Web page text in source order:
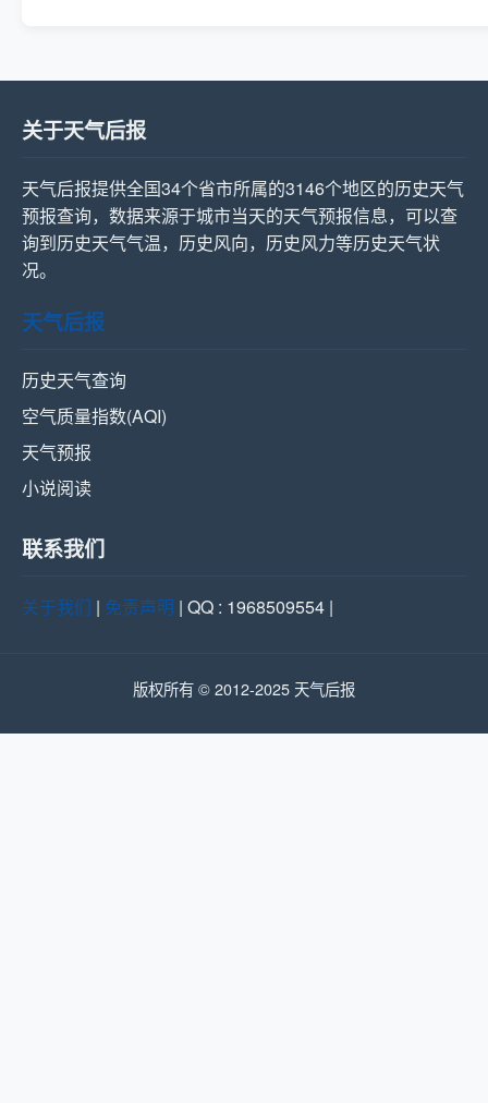
关于天气后报
天气后报提供全国34个省市所属的3146个地区的历史天气
预报查询，数据来源于城市当天的天气预报信息，可以查
询到历史天气气温，历史风向，历史风力等历史天气状
况。
天气后报
历史天气查询
空气质量指数(AQI)
天气预报
小说阅读
联系我们
关于我们 | 免责声明 | QQ : 1968509554 |
版权所有 © 2012-2025 天气后报